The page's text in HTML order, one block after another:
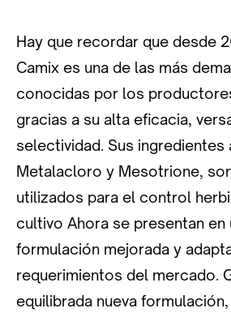
Hay que recordar que desde
Camix es una de las más
conocidas por los
gracias a su alta eficacia,
selectividad. Sus ingredientes
Metalacloro y Mesotrione,
utilizados para el control
cultivo Ahora se presentan en
formulación mejorada y
requerimientos del mercado.
equilibrada nueva